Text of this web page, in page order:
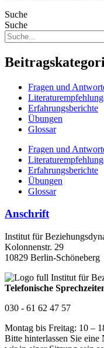
Suche
Suche
Fragen und
Erfahrungsberichte
Übungen
Glossar
Fragen und
Erfahrungsberichte
Übungen
Glossar
Anschrift
Institut für
Kolonnenstr. 29
10829 Berlin-Schöneberg
Telefonische
030 - 61 62 47 57
Montag bis Freitag: 10 –
Bitte hinterlassen Sie